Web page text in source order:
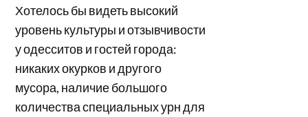
Хотелось бы видеть высокий
уровень культуры и отзывчивости
у одесситов и гостей города:
никаких окурков и другого
мусора, наличие большого
количества специальных урн для